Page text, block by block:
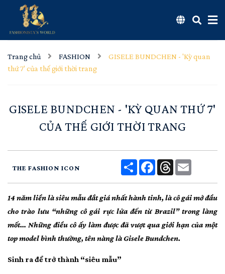
Trang chủ FASHION
GISELE BUNDCHEN - 'Kỳ quan
thứ 7' của thế giới thời trang
GISELE BUNDCHEN - 'KỲ QUAN THỨ 7'
CỦA THẾ GIỚI THỜI TRANG
THE FASHION ICON
Share Facebook
Threads
14 năm liền là siêu mẫu đắt giá nhất hành tinh, là cô gái mở đầu
cho trào lưu “những cô gái rực lửa đến từ Brazil” trong làng
mốt… Những điều cô ấy làm được đã vượt qua giới hạn của một
topmodelbình thường, tên nàng là Gisele Bundchen.
Sinh ra để trở thành “siêu mẫu”